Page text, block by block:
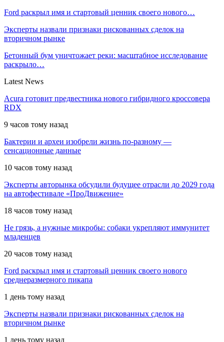
Ford раскрыл имя и стартовый ценник своего нового…
Эксперты назвали признаки рискованных сделок на
вторичном рынке
Бетонный бум уничтожает реки: масштабное исследование
раскрыло…
Latest News
Acura готовит предвестника нового гибридного кроссовера
RDX
9 часов тому назад
Бактерии и археи изобрели жизнь по-разному —
сенсационные данные
10 часов тому назад
Эксперты авторынка обсудили будущее отрасли до 2029 года
на автофестивале «ПроДвижение»
18 часов тому назад
Не грязь, а нужные микробы: собаки укрепляют иммунитет
младенцев
20 часов тому назад
Ford раскрыл имя и стартовый ценник своего нового
среднеразмерного пикапа
1 день тому назад
Эксперты назвали признаки рискованных сделок на
вторичном рынке
1 день тому назад